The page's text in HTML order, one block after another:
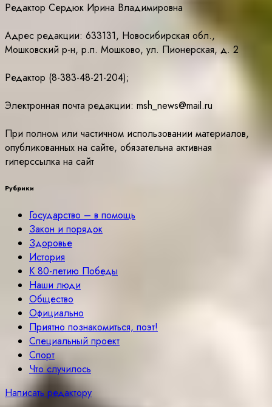
Редактор Сердюк Ирина Владимировна
Адрес редакции: 633131, Новосибирская обл.,
Мошковский р-н, р.п. Мошково, ул. Пионерская, д. 2
Редактор (8-383-48-21-204);
Электронная почта редакции: msh_news@mail.ru
При полном или частичном использовании материалов,
опубликованных на сайте, обязательна активная
гиперссылка на сайт
Рубрики
Государство – в помощь
Закон и порядок
Здоровье
История
К 80-летию Победы
Наши люди
Общество
Официально
Приятно познакомиться, поэт!
Специальный проект
Спорт
Что случилось
Написать редактору